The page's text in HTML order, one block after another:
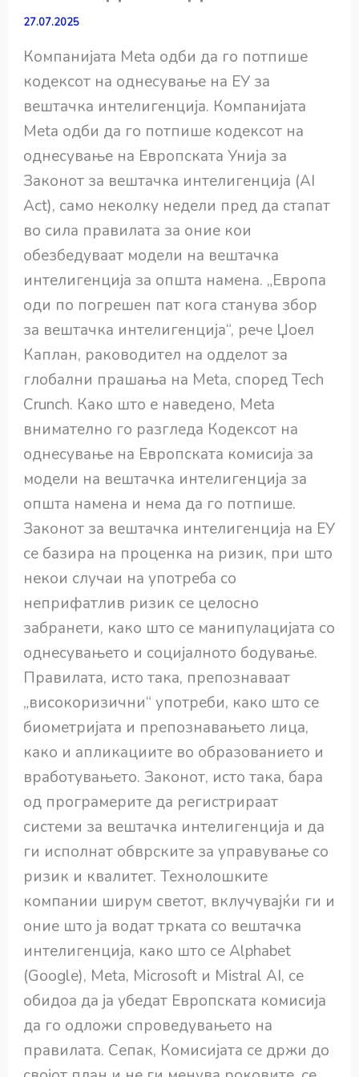
27.07.2025
Компанијата Meta одби да го потпише
кодексот на однесување на ЕУ за
вештачка интелигенција. Компанијата
Meta одби да го потпише кодексот на
однесување на Европската Унија за
Законот за вештачка интелигенција (AI
Act), само неколку недели пред да стапат
во сила правилата за оние кои
обезбедуваат модели на вештачка
интелигенција за општа намена. „Европа
оди по погрешен пат кога станува збор
за вештачка интелигенција“, рече Џоел
Каплан, раководител на одделот за
глобални прашања на Meta, според Tech
Crunch. Како што е наведено, Meta
внимателно го разгледа Кодексот на
однесување на Европската комисија за
модели на вештачка интелигенција за
општа намена и нема да го потпише.
Законот за вештачка интелигенција на ЕУ
се базира на проценка на ризик, при што
некои случаи на употреба со
неприфатлив ризик се целосно
забранети, како што се манипулацијата со
однесувањето и социјалното бодување.
Правилата, исто така, препознаваат
„високоризични“ употреби, како што се
биометријата и препознавањето лица,
како и апликациите во образованието и
вработувањето. Законот, исто така, бара
од програмерите да регистрираат
системи за вештачка интелигенција и да
ги исполнат обврските за управување со
ризик и квалитет. Технолошките
компании ширум светот, вклучувајќи ги и
оние што ја водат трката со вештачка
интелигенција, како што се Alphabet
(Google), Meta, Microsoft и Mistral AI, се
обидоа да ја убедат Европската комисија
да го одложи спроведувањето на
правилата. Сепак, Комисијата се држи до